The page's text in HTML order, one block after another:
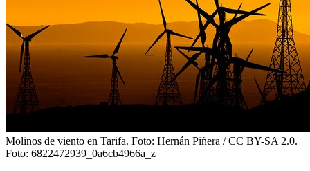
Molinos de viento en Tarifa. Foto: Hernán Piñera / CC BY-SA 2.0.
Foto: 6822472939_0a6cb4966a_z